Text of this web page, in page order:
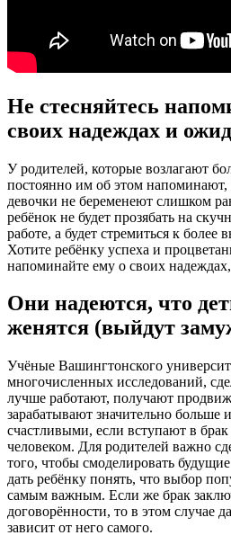
Не стесняйтесь
своих надеждах и
У родителей, которые возлагают
постоянно им об этом напоминают,
девочки не беременеют слишком
ребёнок не будет прозябать на
работе, а будет стремиться к
Хотите ребёнку успеха и
напоминайте ему о своих
Они надеются, что
женятся (выйдут
Учёные Вашингтонского
многочисленных исследований,
лучше работают, получают
зарабатывают значительно больше
счастливыми, если вступают в
человеком. Для родителей важно
того, чтобы смоделировать
дать ребёнку понять, что выбор
самым важным. Если же брак
договорённости, то в этом случае
зависит от него самого.